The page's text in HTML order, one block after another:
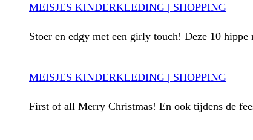
MEISJES KINDERKLEDING | SHOPPING
Stoer en edgy met een girly touch! Deze 10
MEISJES KINDERKLEDING | SHOPPING
First of all Merry Christmas! En ook tijdens de